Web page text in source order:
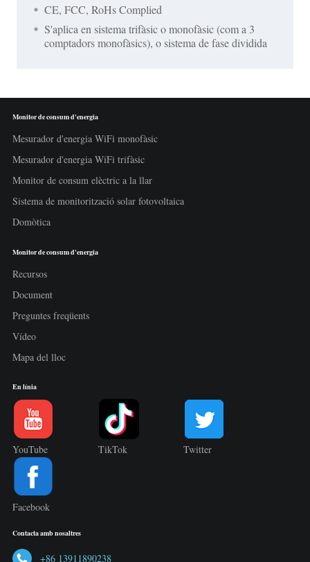
CE, FCC, RoHs Complied
S'aplica en sistema trifàsic o monofàsic (com a 3
comptadors monofàsics), o sistema de fase dividida
Monitor de consum d'energia
Mesurador d'energia WiFi monofàsic
Mesurador d'energia WiFi trifàsic
Monitor de consum elèctric a la llar
Sistema de monitorització solar fotovoltaica
Domòtica
Monitor de consum d'energia
Recursos
Document
Preguntes freqüents
Vídeo
Mapa del lloc
En línia
YouTube TikTok Twitter
Facebook
Contacta amb nosaltres
+86 13911890238